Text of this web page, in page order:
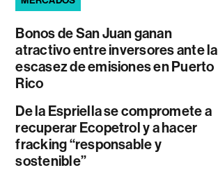
Bonos de San Juan ganan
atractivo entre inversores ante la
escasez de emisiones en Puerto
Rico
De la Espriella se compromete a
recuperar Ecopetrol y a hacer
fracking “responsable y
sostenible”